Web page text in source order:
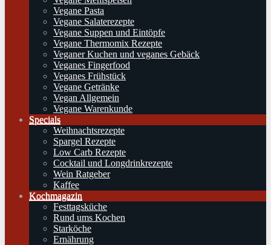
Vegane Pasta
Vegane Salaterezepte
Vegane Suppen und Eintöpfe
Vegane Thermomix Rezepte
Veganer Kuchen und veganes Gebäck
Veganes Fingerfood
Veganes Frühstück
Vegane Getränke
Vegan Allgemein
Vegane Warenkunde
Specials
Weihnachtsrezepte
Spargel Rezepte
Low Carb Rezepte
Cocktail und Longdrinkrezepte
Wein Ratgeber
Kaffee
Kochmagazin
Festtagsküche
Rund ums Kochen
Starköche
Ernährung